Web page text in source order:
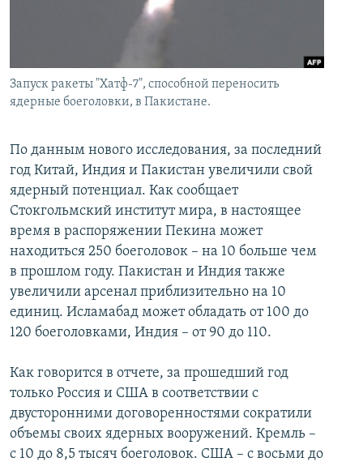
PEŞƏ ETIKASI VƏ JURNALISTIKA STANDARTLARIMIZ
AZADLIQRADIOSU MOBIL TELEFONUNUZDA
BIZIMLƏ ƏLAQƏ
RFE/RL-in bütün saytları
Запуск ракеты "Хатф-7", способной переносить
ядерные боеголовки, в Пакистане.
По данным нового исследования, за последний
год Китай, Индия и Пакистан увеличили свой
ядерный потенциал. Как сообщает
Стокгольмский институт мира, в настоящее
время в распоряжении Пекина может
находиться 250 боеголовок – на 10 больше чем
в прошлом году. Пакистан и Индия также
увеличили арсенал приблизительно на 10
единиц. Исламабад может обладать от 100 до
120 боеголовками, Индия – от 90 до 110.
Как говорится в отчете, за прошедший год
только Россия и США в соответствии с
двусторонними договоренностями сократили
объемы своих ядерных вооружений. Кремль –
с 10 до 8,5 тысяч боеголовок. США – с восьми до